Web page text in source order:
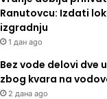
Ranutovcu: Izdati
izgradnju
1 дан ago
Bez vode delovi dve
zbog kvara na
2 дана ago